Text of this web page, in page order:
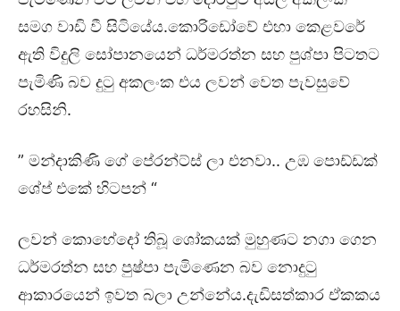
සමග වාඩි වී සිටියේය.කොරිඩෝවේ එහා කෙළවරේ
ඇති විදුලි සෝපානයෙන් ධර්මරත්න සහ පුශ්පා පිටතට
පැමිණි බව දුටු අකලංක එය ලවන් වෙත පැවසුවේ
රහසිනි.
” මන්දාකිණි ගේ පේරන්ට්ස් ලා එනවා.. උඹ පොඩ්ඩක්
ශේප් එකේ හිටපන් “
ලවන් කොහේදෝ තිබූ ශෝකයක් මුහුණට නගා ගෙන
ධර්මරත්න සහ පුෂ්පා පැමිණෙන බව නොදුටු
ආකාරයෙන් ඉවත බලා උන්නේය.දැඩිසත්කාර ඒකකය